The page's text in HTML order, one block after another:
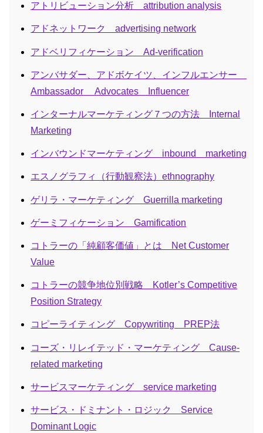
アトリビューション分析 attribution analysis
アドネットワーク advertising network
アドベリフィケーション Ad-verification
アンバサダー、アドボケイツ、インフルエンサー
Ambassador Advocates Influencer
インターナルマーケティング７つの方法 Internal
Marketing
インバウンドマーケティング inbound marketing
エスノグラフィ（行動観察法）ethnography
ゲリラ・マーケティング Guerrilla marketing
ゲーミフィケーション Gamification
コトラーの「純顧客価値」とは Net Customer
Value
コトラーの競争地位別戦略 Kotler’s Competitive
Position Strategy
コピーライティング Copywriting PREP法
コーズ・リレイテッド・マーケティング Cause-
related marketing
サービスマーケティング service marketing
サービス・ドミナント・ロジック Service
Dominant Logic